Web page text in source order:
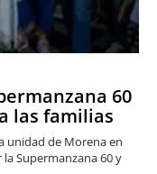
60
las familias
unidad de Morena en
Supermanzana 60 y